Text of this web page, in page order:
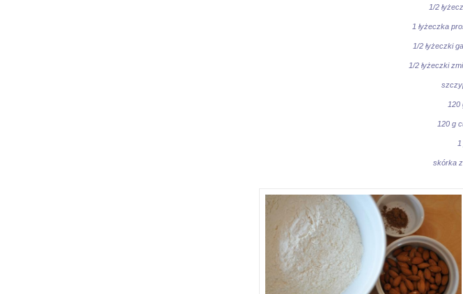
1/2
1 łyżeczka
1/2 łyżeczki
1/2 łyżeczki
120
120 g
skórka